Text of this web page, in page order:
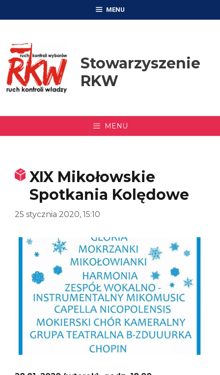
MENU
Stowarzyszenie
RKW
MENU
XIX Mikołowskie
Spotkania Kolędowe
25 stycznia 2020, 15:10